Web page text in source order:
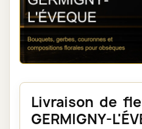
Livraison de
GERMIGNY-